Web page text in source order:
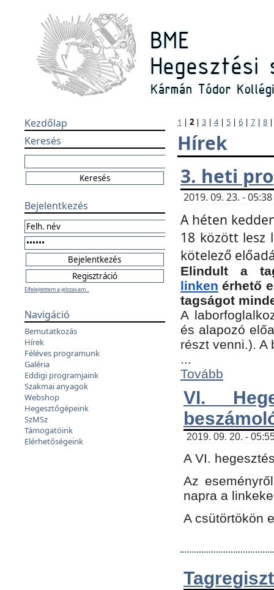
Kezdőlap
Keresés
Bejelentkezés
Elfelejtettem a jelszavam...
Navigáció
Bemutatkozás
Hírek
Féléves programunk
Galéria
Eddigi programjaink
Szakmai anyagok
Webshop
Hegesztőgépeink
SzMSz
Támogatóink
Elérhetőségeink
1 | 2 | 3 | 4| 5 | 6 | 7 | 8
Hírek
3. heti
2019. 09. 23. -
A héten
18 között lesz
kötelező
Elindult a
linken érhető
tagságot
A
és alapozó
részt venni.).
...
Tovább
VI.
2019. 09. 20. -
A VI.
Az
napra a
A csütörtökön